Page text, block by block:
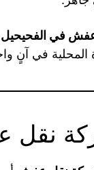
في الفحيحيل
المحلية في آنٍ
نقل